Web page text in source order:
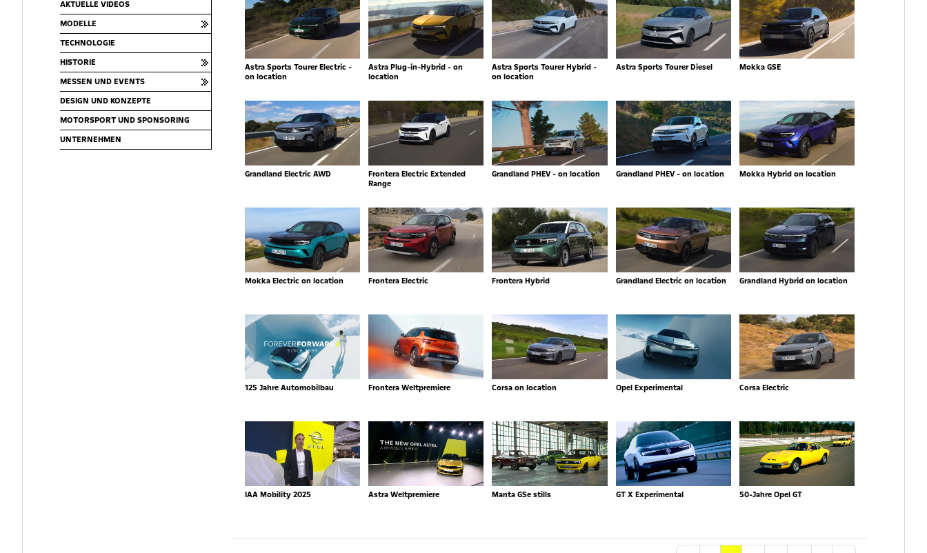
AKTUELLE VIDEOS
MODELLE
TECHNOLOGIE
HISTORIE
MESSEN UND EVENTS
DESIGN UND KONZEPTE
MOTORSPORT UND SPONSORING
UNTERNEHMEN
Astra Sports Tourer Electric -
on location
Astra Plug-in-Hybrid - on
location
Astra Sports Tourer Hybrid -
on location
Astra Sports Tourer Diesel Mokka GSE
Grandland Electric AWD
Frontera Electric Extended
Range
Grandland PHEV - on location Grandland PHEV - on location Mokka Hybrid on location
Mokka Electric on location Frontera Electric Frontera Hybrid Grandland Electric on location Grandland Hybrid on location
125 Jahre Automobilbau Frontera Weltpremiere Corsa on location Opel Experimental Corsa Electric
IAA Mobility 2025 Astra Weltpremiere Manta GSe stills GT X Experimental 50-Jahre Opel GT